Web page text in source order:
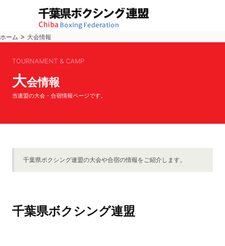
ホーム > 大会情報
TOURNAMENT & CAMP
大会情報
当連盟の大会・合宿情報ページです。
千葉県ボクシング連盟の大会や合宿の情報をご紹介します。
千葉県ボクシング連盟